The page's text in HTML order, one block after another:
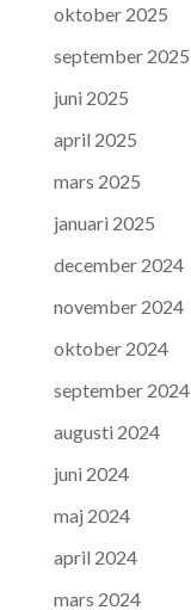
oktober 2025
september 2025
juni 2025
april 2025
mars 2025
januari 2025
december 2024
november 2024
oktober 2024
september 2024
augusti 2024
juni 2024
maj 2024
april 2024
mars 2024